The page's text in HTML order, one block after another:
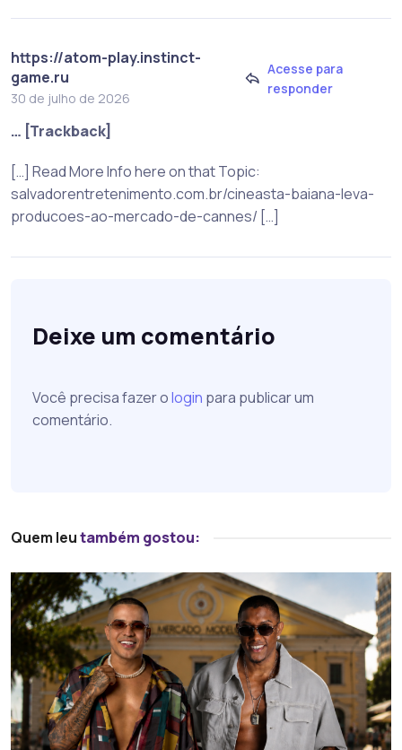
https://atom-play.instinct-
game.ru
30 de julho de 2026
Acesse para
responder
… [Trackback]
[…] Read More Info here on that Topic:
salvadorentretenimento.com.br/cineasta-baiana-leva-
producoes-ao-mercado-de-cannes/ […]
Deixe um comentário
Você precisa fazer ologin para publicar um
comentário.
Quem leutambém gostou: